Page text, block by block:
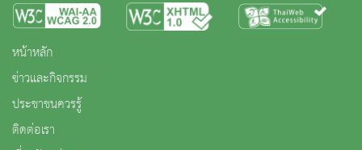
หน้าหลัก
ข่าวและกิจกรรม
ประชาชนควรรู้
ติดต่อเรา